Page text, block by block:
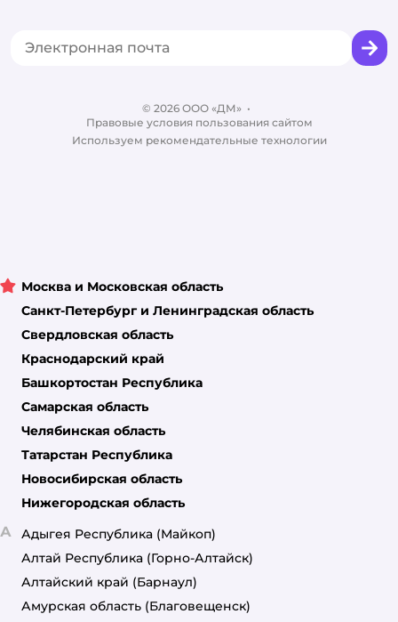
Блог
Корм для собак
© 2026 ООО «ДМ» •
Правовые условия пользования сайтом
Используем рекомендательные технологии
Москва и Московская область
Санкт-Петербург и Ленинградская область
Свердловская область
Краснодарский край
Башкортостан Республика
Самарская область
Челябинская область
Татарстан Республика
Новосибирская область
Нижегородская область
А Адыгея Республика (Майкоп)
Алтай Республика (Горно-Алтайск)
Алтайский край (Барнаул)
Амурская область (Благовещенск)